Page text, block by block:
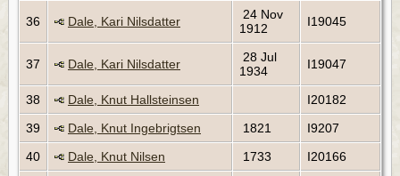
36 Dale, Kari Nilsdatter
24 Nov
1912
I19045
37 Dale, Kari Nilsdatter
28 Jul
1934
I19047
38 Dale, Knut Hallsteinsen
I20182
39
Dale, Knut Ingebrigtsen 1821
I9207
40
Dale, Knut Nilsen 1733 I20166